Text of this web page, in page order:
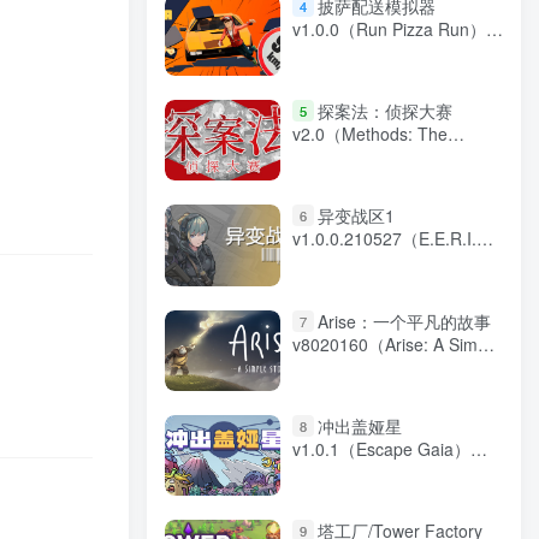
4 披萨配送模拟器
v1.0.0（Run Pizza Run）免
5 探案法：侦探大赛
v2.0（Methods: The
6 异变战区1
v1.0.0.210527（E.E.R.I.E
7 Arise：一个平凡的故事
v8020160（Arise: A Simple
8 冲出盖娅星
v1.0.1（Escape Gaia）免
9 塔工厂/Tower Factory